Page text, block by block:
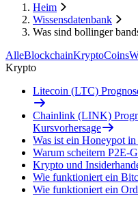
Heim
Wissensdatenbank
Was sind bollinger
AlleBlockchainKryptoCoins
Krypto
Litecoin (LTC)
Chainlink (LINK)
Kursvorhersage
Was ist ein Honeypot
Warum scheitern P2E-
Krypto und
Wie funktioniert ein
Wie funktioniert ein